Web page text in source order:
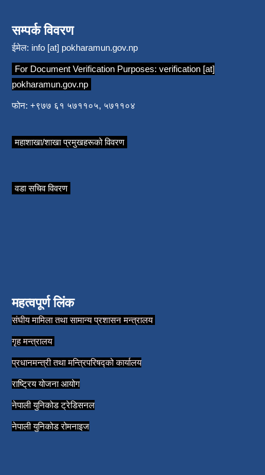
सम्पर्क विवरण
ईमेल: info [at] pokharamun.gov.np
For Document Verification Purposes: verification [at]
pokharamun.gov.np
फोन: +९७७ ६१ ५७११०५, ५७११०४
महाशाखा/शाखा प्रमुखहरूको विवरण
वडा सचिव विवरण
महत्वपूर्ण लिंक
संघीय मामिला तथा सामान्य प्रशासन मन्त्रालय
गृह मन्त्रालय
प्रधानमन्त्री तथा मन्त्रिपरिषद्को कार्यालय
राष्ट्रिय योजना आयोग
नेपाली युनिकोड ट्रेडिसनल
नेपाली युनिकोड रोमनाइज